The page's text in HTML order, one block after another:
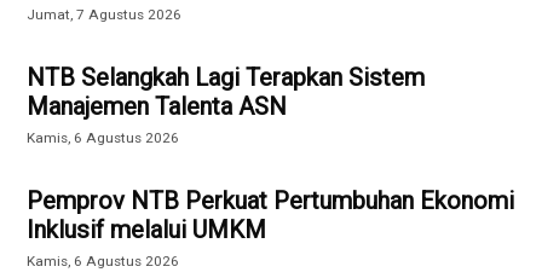
Jumat, 7 Agustus 2026
NTB Selangkah Lagi Terapkan Sistem
Manajemen Talenta ASN
Kamis, 6 Agustus 2026
Pemprov NTB Perkuat Pertumbuhan Ekonomi
Inklusif melalui UMKM
Kamis, 6 Agustus 2026